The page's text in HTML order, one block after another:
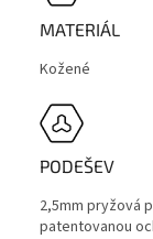
MATERIÁL
Kožené
PODEŠEV
2,5mm pryžová
patentovanou